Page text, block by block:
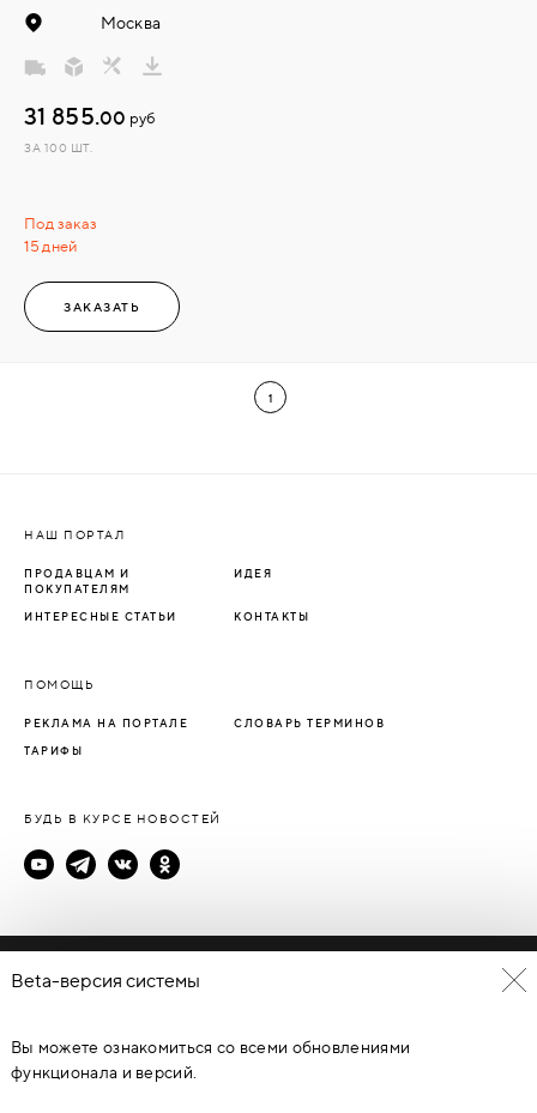
Москва
Под заказ
15 дней
31 855.00 руб
ЗА 100 ШТ.
ЗАКАЗАТЬ
1
НАШ ПОРТАЛ
ПРОДАВЦАМ И
ПОКУПАТЕЛЯМ
ИДЕЯ
ИНТЕРЕСНЫЕ СТАТЬИ КОНТАКТЫ
ПОМОЩЬ
РЕКЛАМА НА ПОРТАЛЕ СЛОВАРЬ ТЕРМИНОВ
ТАРИФЫ
БУДЬ В КУРСЕ НОВОСТЕЙ
Политика конфиденциальности
© Каталог дверей - DverProf, 2021-2026Материалы сайта
являются объектами авторского права. Запрещается
копирование, распространение, любое использование
Beta-версия системы
Вы можете ознакомиться со всеми обновлениями
функционала и версий.